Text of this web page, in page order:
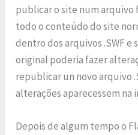
publicar o site num arquivo
todo o conteúdo do site
dentro dos arquivos .SWF
original poderia fazer
republicar un novo arquivo
alterações aparecessem na
Depois de algum tempo o